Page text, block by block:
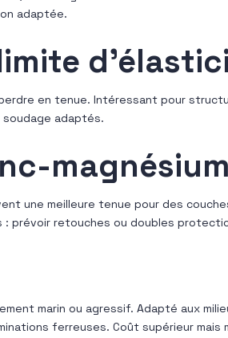
adaptée.
en tenue. Intéressant pour
soudage adaptés.
une meilleure tenue pour des
prévoir retouches ou doubles
marin ou agressif. Adapté aux
ferreuses. Coût supérieur mais